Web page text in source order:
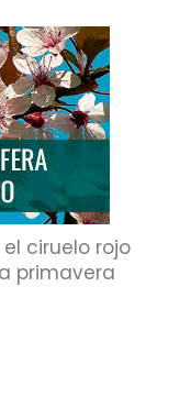
ciruelo rojo
primavera